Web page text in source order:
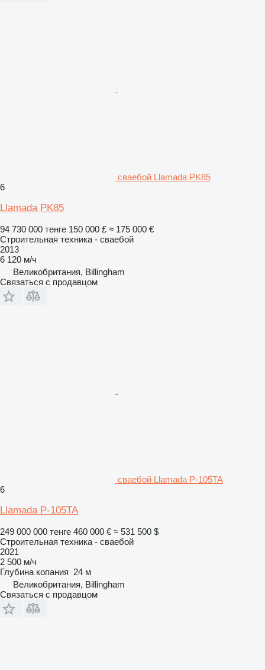
сваебой Llamada PK85
6
Llamada PK85
94 730 000 тенге 150 000 £ ≈ 175 000 €
Строительная техника - сваебой
2013
6 120 м/ч
Великобритания, Billingham
Связаться с продавцом
сваебой Llamada P-105TA
6
Llamada P-105TA
249 000 000 тенге 460 000 € ≈ 531 500 $
Строительная техника - сваебой
2021
2 500 м/ч
Глубина копания 24 м
Великобритания, Billingham
Связаться с продавцом